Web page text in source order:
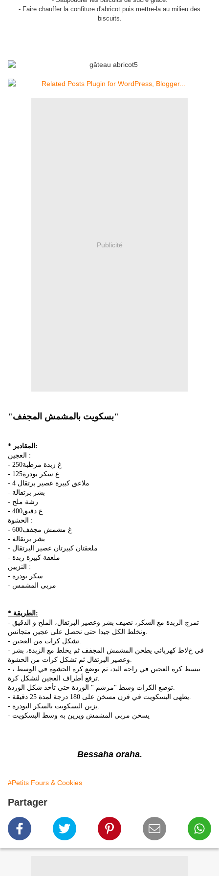
- Faire chauffer la confiture d'abricot puis mettre-la au milieu des
biscuits.
Publicité
"بسكويت بالمشمش المجفف"
* المقادير:
العجين :
- 250غ زبدة مرطبة
- 125غ سكر بودرة
- 4 ملاعق كبيرة عصير برتقال
- بشر برتقالة
- رشة ملح
- 400غ دقيق
الحشوة :
- 600غ مشمش مجفف
- بشر برتقالة
- ملعقتان كبيرتان عصير البرتقال
- ملعقة كبيرة زبدة
التزيين :
- سكر بودرة
- مربى المشمس
* الطريقة:
- تمزج الزبدة مع السكر، نضيف بشر وعصير البرتقال، الملح و الدقيق
ونخلط الكل جيدا حتى نحصل على عجين متجانس.
- تشكل كرات من العجين.
- في خﻻط كهربائي يطحن المشمش المجفف ثم يخلط مع الزبدة، بشر
وعصير البرتقال ثم تشكل كرات من الحشوة.
- تبسط كرة العجين في راحة اليد، ثم توضع كرة الحشوة في الوسط ،
ترفع أطراف العجين لنشكل كرة.
توضع الكرات وسط "مرشم " الوردة حتى تأخذ شكل الوردة.
- يطهى البسكويت في فرن مسخن على 180 درجة لمدة 25 دقيقة.
- يزين البسكويت بالسكر البودرة.
- يسخن مربى المشمش ويزين به وسط البسكويت
Bessaha oraha.
#Petits Fours & Cookies
Partager